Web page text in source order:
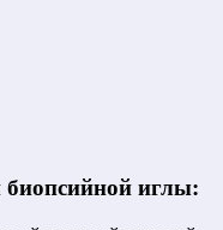
биопсийной иглы: